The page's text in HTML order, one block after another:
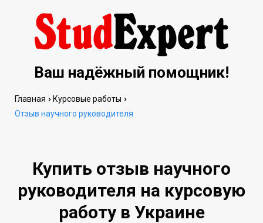
Ваш надёжный помощник!
Купить отзыв научного
руководителя на курсовую
работу в Украине
Главная
Курсовые работы
Отзыв научного руководителя